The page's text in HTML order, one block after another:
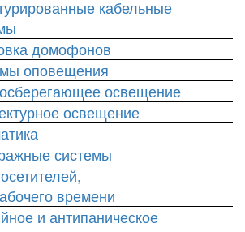
кабельные
домофонов
оповещения
освещение
освещение
системы
времени
и антипаническое